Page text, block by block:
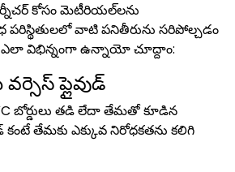
కోసం మెటీరియల్‌లను
పరిస్థితులలో వాటి పనితీరును సరిపోల్చడం
ఎలా విభిన్నంగా ఉన్నాయో చూద్దాం:
వర్సెస్ ప్లైవుడ్
బోర్డులు తడి లేదా తేమతో కూడిన
కంటే తేమకు ఎక్కువ నిరోధకతను కలిగి